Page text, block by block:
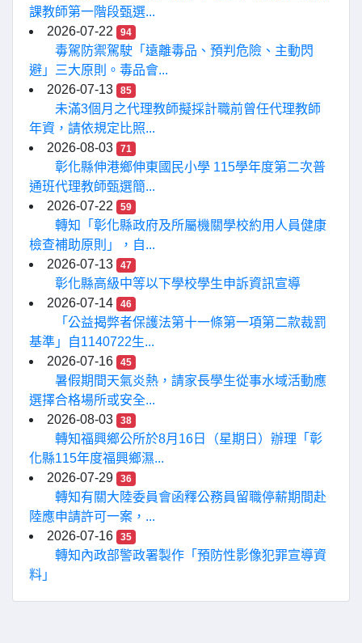
課教師第一階段甄選...
2026-07-22
94
毒駕防禦駕駛「遠離毒品、預判危險、主動閃
避」三大原則。毒品會...
2026-07-13
85
未滿3個月之代理教師擬採計職前曾任代理教師
年資，請依規定比照...
2026-08-03
71
彰化縣伸港鄉伸東國民小學 115學年度第二次普
通班代理教師甄選簡...
2026-07-22
59
轉知「彰化縣政府及所屬機關學校約用人員健康
檢查補助原則」，自...
2026-07-13
47
彰化縣高級中等以下學校學生申訴資訊宣導
2026-07-14
46
「公益揭弊者保護法第十一條第一項第二款裁罰
基準」自1140722生...
2026-07-16
45
暑假期間天氣炎熱，請家長學生從事水域活動應
選擇合格場所或安全...
2026-08-03
38
轉知福興鄉公所於8月16日（星期日）辦理「彰
化縣115年度福興鄉濕...
2026-07-29
36
轉知有關大陸委員會函釋公務員留職停薪期間赴
陸應申請許可一案，...
2026-07-16
35
轉知內政部警政署製作「預防性影像犯罪宣導資
料」